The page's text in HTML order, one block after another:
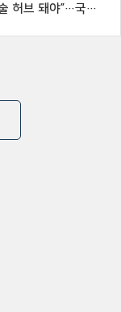
[2026-05-21] “한국,세계 기후금융·녹색기술 허브 돼야”…국제기후기구 첫 공동회의